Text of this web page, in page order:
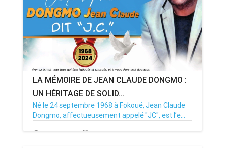
LA MÉMOIRE DE JEAN CLAUDE DONGMO :
UN HÉRITAGE DE SOLID...
Né le 24 septembre 1968 à Fokoué, Jean Claude
Dongmo, affectueusement appelé "JC", est l’e...
07/12/24 Par MenouActu 0